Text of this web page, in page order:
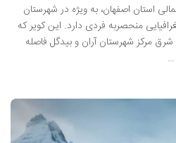
استان اصفهان، به ویژه در شهرستان
منحصربه فردی دارد. این کویر که
شمال شرق مرکز شهرستان آران و بیدگل فاصله
…